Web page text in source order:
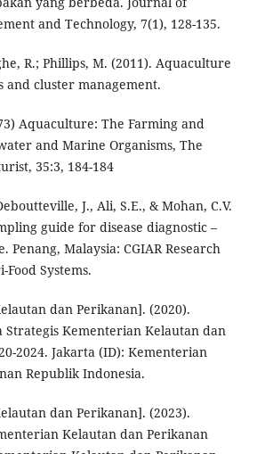
and Technology, 7(1), 128-135.
R.; Phillips, M. (2011). Aquaculture
cluster management.
Aquaculture: The Farming and
and Marine Organisms, The
35:3, 184-184
J., Ali, S.E., & Mohan, C.V.
guide for disease diagnostic –
Penang, Malaysia: CGIAR Research
Systems.
dan Perikanan]. (2020).
Strategis Kementerian Kelautan dan
2024. Jakarta (ID): Kementerian
Republik Indonesia.
dan Perikanan]. (2023).
Kelautan dan Perikanan